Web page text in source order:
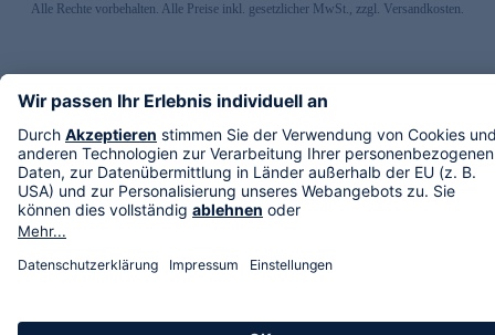
Alle Rechte vorbehalten. Alle Preise inkl. gesetzlicher MwSt., zzgl. Versandkosten.